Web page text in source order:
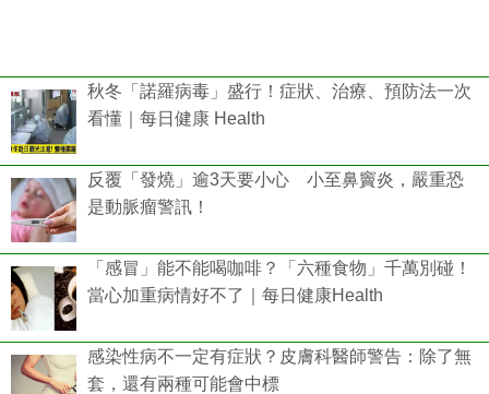
秋冬「諾羅病毒」盛行！症狀、治療、預防法一次
看懂｜每日健康 Health
反覆「發燒」逾3天要小心 小至鼻竇炎，嚴重恐
是動脈瘤警訊！
「感冒」能不能喝咖啡？「六種食物」千萬別碰！
當心加重病情好不了｜每日健康Health
感染性病不一定有症狀？皮膚科醫師警告：除了無
套，還有兩種可能會中標